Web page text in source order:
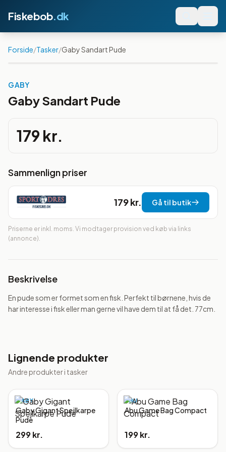
Fiskebob.dk
Forside/Tasker/Gaby Sandart Pude
GABY
Gaby Sandart Pude
179 kr.
Sammenlign priser
179 kr. Gå til butik
Priserne er inkl. moms. Vi modtager provision ved køb via links
(annonce).
Beskrivelse
En pude som er formet som en fisk. Perfekt til børnene, hvis de
har interesse i fisk eller man gerne vil have dem til at få det. 77cm.
Lignende produkter
Andre produkter i tasker
GABY
Gaby Gigant Spejlkarpe
Pude
299 kr.
ABU
Abu Game Bag Compact
199 kr.